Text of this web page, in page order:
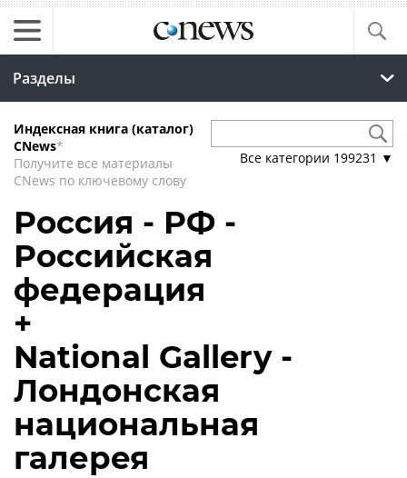
Разделы
Индексная книга (каталог)
CNews*
Получите все материалы
CNews по ключевому слову
Все категории 199231 ▼
Россия - РФ -
Российская
федерация
+
National Gallery -
Лондонская
национальная
галерея